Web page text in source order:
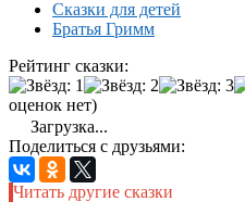
Сказки для детей
Братья Гримм
Рейтинг сказки:
оценок нет)
Загрузка...
Поделиться с друзьями:
Читать другие сказки